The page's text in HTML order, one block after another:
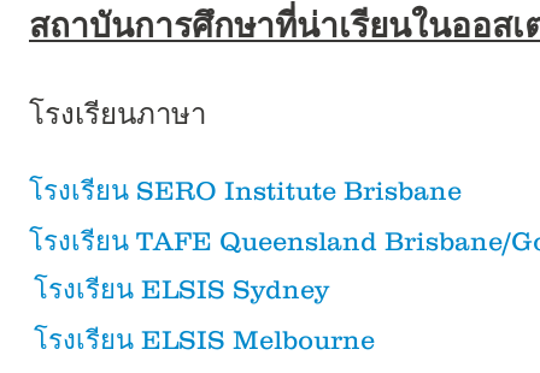
สถาบันการศึกษาที่น่าเรียนในออสเ
โรงเรียนภาษา
โรงเรียน SERO Institute Brisbane
โรงเรียน TAFE Queensland Brisbane/
โรงเรียน ELSIS Sydney
โรงเรียน ELSIS Melbourne